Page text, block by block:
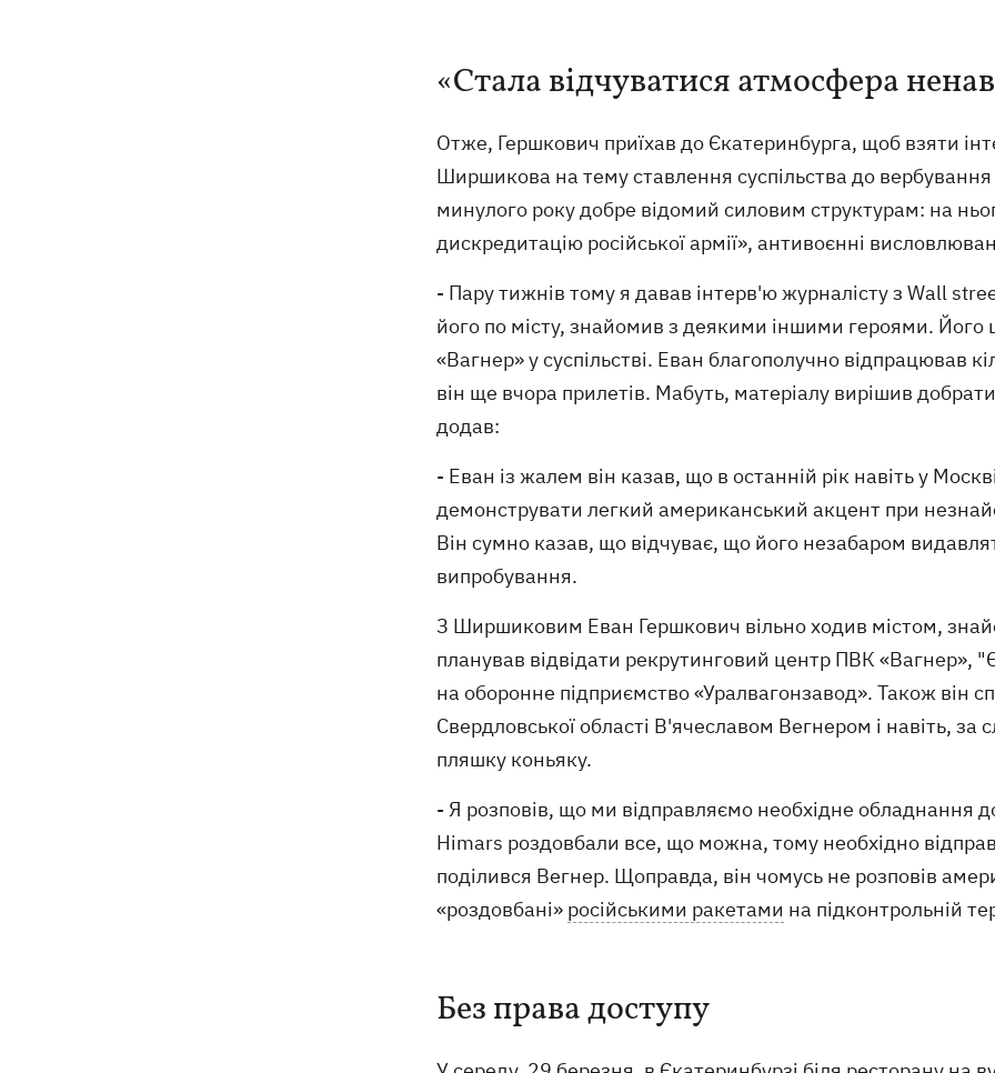
«Стала відчуватися атмосфера
Отже, Гершкович приїхав до Єкатеринбурга, щоб взяти
Ширшикова на тему ставлення суспільства до
минулого року добре відомий силовим структурам: на
дискредитацію російської армії», антивоєнні
- Пару тижнів тому я давав інтерв'ю журналісту з Wall
його по місту, знайомив з деякими іншими героями.
«Вагнер» у суспільстві. Еван благополучно відпрацював
він ще вчора прилетів. Мабуть, матеріалу вирішив
додав:
- Еван із жалем він казав, що в останній рік навіть у
демонструвати легкий американський акцент при
Він сумно казав, що відчуває, що його незабаром
випробування.
З Ширшиковим Еван Гершкович вільно ходив містом,
планував відвідати рекрутинговий центр ПВК «Вагнер»,
на оборонне підприємство «Уралвагонзавод». Також він
Свердловської області В'ячеславом Вегнером і навіть,
пляшку коньяку.
- Я розповів, що ми відправляємо необхідне обладнання
Himars роздовбали все, що можна, тому необхідно
поділився Вегнер. Щоправда, він чомусь не розповів
«роздовбані» російськими ракетами на підконтрольній
Без права доступу